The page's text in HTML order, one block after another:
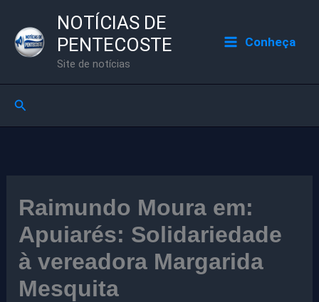
para
NOTÍCIAS DE
PENTECOSTE
Site de notícias
Conheça
Pesquisar
Raimundo Moura em:
Apuiarés: Solidariedade
à vereadora Margarida
Mesquita